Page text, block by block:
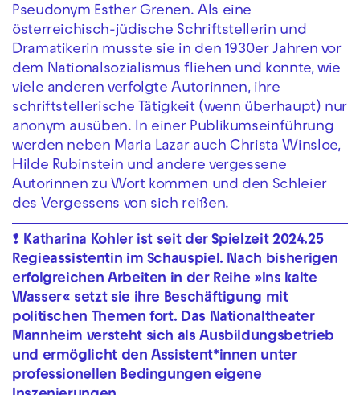
Pseudonym Esther Grenen. Als eine
österreichisch-jüdische Schriftstellerin und
Dramatikerin musste sie in den 1930er Jahren vor
dem Nationalsozialismus fliehen und konnte, wie
viele anderen verfolgte Autorinnen, ihre
schriftstellerische Tätigkeit (wenn überhaupt) nur
anonym ausüben. In einer Publikumseinführung
werden neben Maria Lazar auch Christa Winsloe,
Hilde Rubinstein und andere vergessene
Autorinnen zu Wort kommen und den Schleier
des Vergessens von sich reißen.
❢ Katharina Kohler ist seit der Spielzeit 2024.25
Regieassistentin im Schauspiel. Nach bisherigen
erfolgreichen Arbeiten in der Reihe »Ins kalte
Wasser« setzt sie ihre Beschäftigung mit
politischen Themen fort. Das Nationaltheater
Mannheim versteht sich als Ausbildungsbetrieb
und ermöglicht den Assistent*innen unter
professionellen Bedingungen eigene